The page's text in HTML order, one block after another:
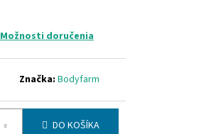
Možnosti doručenia
Značka: Bodyfarm
DO KOŠÍKA
Nasledujúce